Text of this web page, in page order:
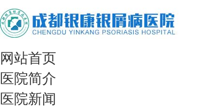
网站首页
医院简介
医院新闻